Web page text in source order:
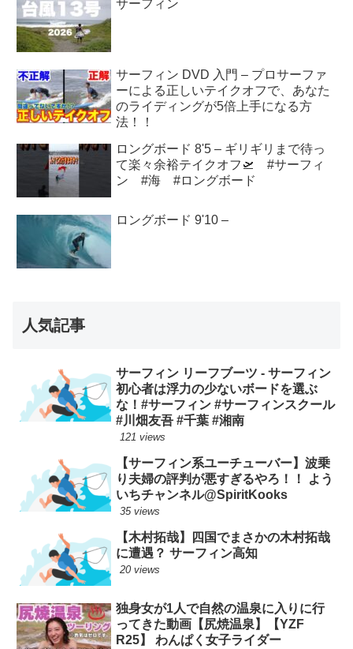
サーフィン
サーフィン DVD 入門 – プロサーファ
ーによる正しいテイクオフで、あなた
のライディングが5倍上手になる方
法！！
ロングボード 8'5 – ギリギリまで待っ
て楽々余裕テイクオフ🛫 #サーフィ
ン #海 #ロングボード
ロングボード 9'10 –
人気記事
サーフィン リーフブーツ - サーフィン
初心者は浮力の少ないボードを選ぶ
な！#サーフィン #サーフィンスクール
#川畑友吾 #千葉 #湘南
121 views
【サーフィン系ユーチューバー】波乗
り夫婦の評判が悪すぎるやろ！！ よう
いちチャンネル@SpiritKooks
35 views
【木村拓哉】四国でまさかの木村拓哉
に遭遇？ サーフィン高知
20 views
独身女が1人で自然の温泉に入りに行
ってきた動画【尻焼温泉】【YZF
R25】 わんぱく女子ライダー